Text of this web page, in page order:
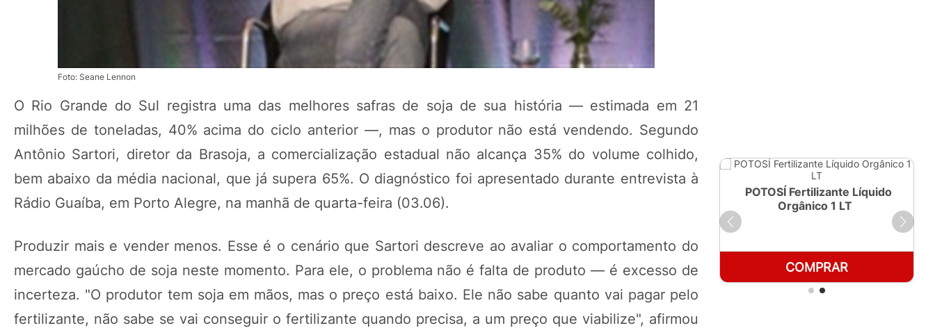
Foto: Seane Lennon
O Rio Grande do Sul registra uma das melhores safras de soja de sua história — estimada em 21
milhões de toneladas, 40% acima do ciclo anterior —, mas o produtor não está vendendo. Segundo
Antônio Sartori, diretor da Brasoja, a comercialização estadual não alcança 35% do volume colhido,
bem abaixo da média nacional, que já supera 65%. O diagnóstico foi apresentado durante entrevista à
Rádio Guaíba, em Porto Alegre, na manhã de quarta-feira (03.06).
Produzir mais e vender menos. Esse é o cenário que Sartori descreve ao avaliar o comportamento do
mercado gaúcho de soja neste momento. Para ele, o problema não é falta de produto — é excesso de
incerteza. "O produtor tem soja em mãos, mas o preço está baixo. Ele não sabe quanto vai pagar pelo
fertilizante, não sabe se vai conseguir o fertilizante quando precisa, a um preço que viabilize", afirmou
COMPRAR
POTOSÍ Fertilizante Líquido
Orgânico 1 LT
COMPRAR